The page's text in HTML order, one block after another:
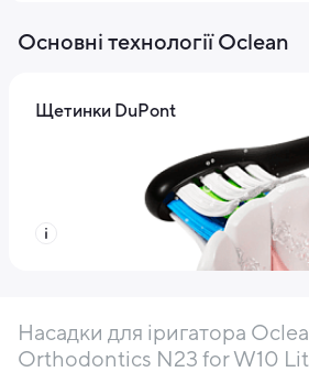
Основні технології Oclean
Щетинки DuPont
Насадки для іригатора
Orthodontics N23 for W10